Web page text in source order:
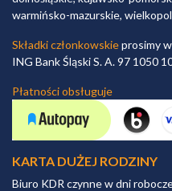
warmińsko-mazurskie,
Składki członkowskieprosimy
ING Bank Śląski S. A. 97 1050
Płatności obsługuje
KARTA DUŻEJ RODZINY
Biuro KDR czynne w dni